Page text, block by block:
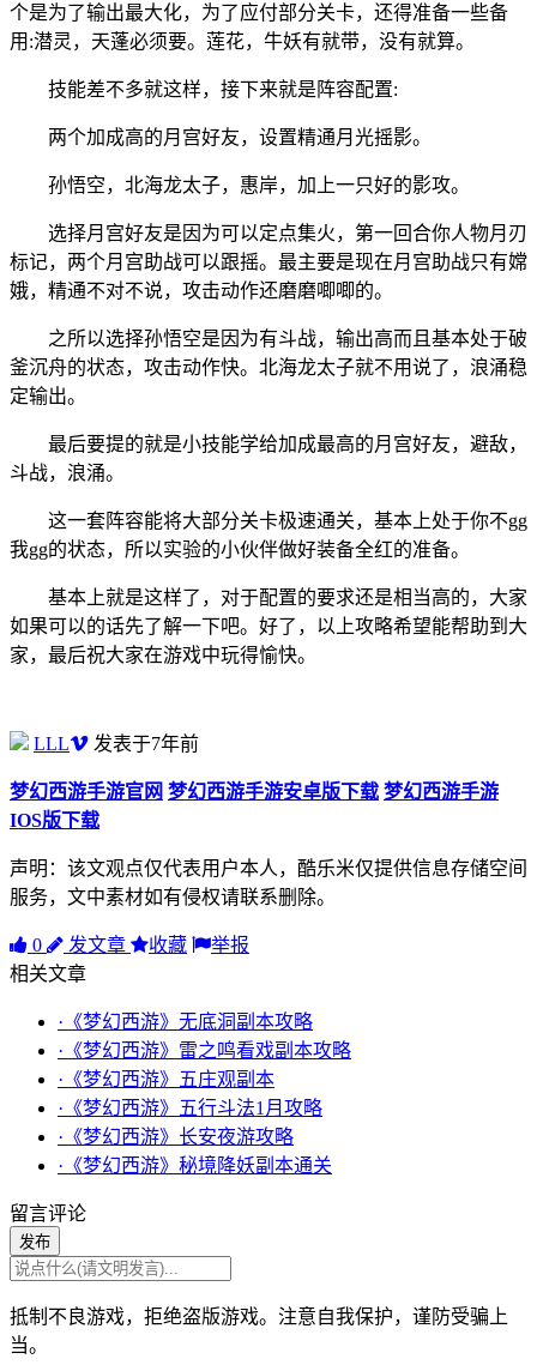
个是为了输出最大化，为了应付部分关卡，还得准备一些备
用:潜灵，天蓬必须要。莲花，牛妖有就带，没有就算。
技能差不多就这样，接下来就是阵容配置:
两个加成高的月宫好友，设置精通月光摇影。
孙悟空，北海龙太子，惠岸，加上一只好的影攻。
选择月宫好友是因为可以定点集火，第一回合你人物月刃
标记，两个月宫助战可以跟摇。最主要是现在月宫助战只有嫦
娥，精通不对不说，攻击动作还磨磨唧唧的。
之所以选择孙悟空是因为有斗战，输出高而且基本处于破
釜沉舟的状态，攻击动作快。北海龙太子就不用说了，浪涌稳
定输出。
最后要提的就是小技能学给加成最高的月宫好友，避敌，
斗战，浪涌。
这一套阵容能将大部分关卡极速通关，基本上处于你不gg
我gg的状态，所以实验的小伙伴做好装备全红的准备。
基本上就是这样了，对于配置的要求还是相当高的，大家
如果可以的话先了解一下吧。好了，以上攻略希望能帮助到大
家，最后祝大家在游戏中玩得愉快。
LLL 发表于7年前
梦幻西游手游官网 梦幻西游手游安卓版下载 梦幻西游手游
IOS版下载
声明：该文观点仅代表用户本人，酷乐米仅提供信息存储空间
服务，文中素材如有侵权请联系删除。
0 发文章 收藏
举报
相关文章
·《梦幻西游》无底洞副本攻略
·《梦幻西游》雷之鸣看戏副本攻略
·《梦幻西游》五庄观副本
·《梦幻西游》五行斗法1月攻略
·《梦幻西游》长安夜游攻略
·《梦幻西游》秘境降妖副本通关
留言评论
发布
抵制不良游戏，拒绝盗版游戏。注意自我保护，谨防受骗上
当。